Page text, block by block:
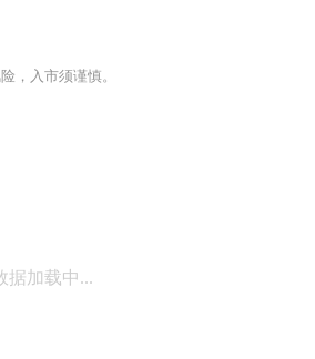
，入市须谨慎。
据加载中...